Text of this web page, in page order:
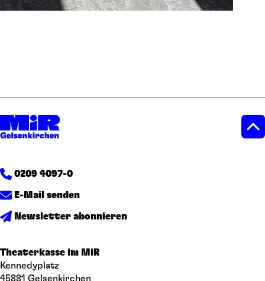
0209 4097-0
E-Mail senden
Newsletter abonnieren
Theaterkasse im MiR
Kennedyplatz
45881 Gelsenkirchen